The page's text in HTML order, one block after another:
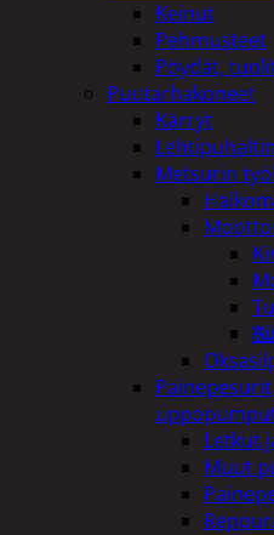
Keinut
Pehmusteet
Pöydät,
Puutarhakoneet
Kärryt
Metsurin
Letkut
Muut